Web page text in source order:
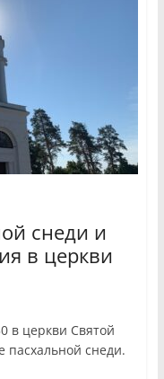
снеди и
в церкви
в церкви Святой
пасхальной снеди.